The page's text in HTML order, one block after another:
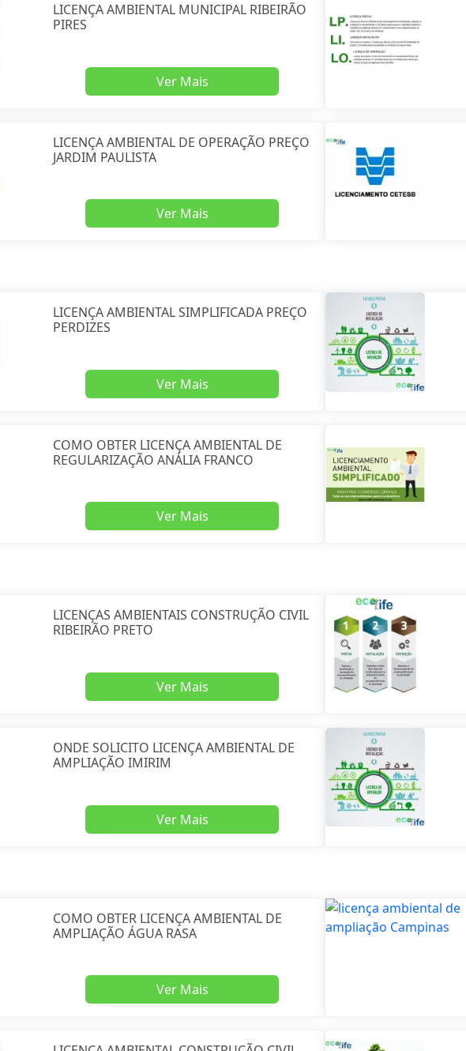
LICENÇA AMBIENTAL MUNICIPAL RIBEIRÃO
PIRES
Ver Mais
LICENÇA AMBIENTAL DE OPERAÇÃO PREÇO
JARDIM PAULISTA
Ver Mais
LICENÇA AMBIENTAL SIMPLIFICADA PREÇO
PERDIZES
Ver Mais
COMO OBTER LICENÇA AMBIENTAL DE
REGULARIZAÇÃO ANÁLIA FRANCO
Ver Mais
LICENÇAS AMBIENTAIS CONSTRUÇÃO CIVIL
RIBEIRÃO PRETO
Ver Mais
ONDE SOLICITO LICENÇA AMBIENTAL DE
AMPLIAÇÃO IMIRIM
Ver Mais
COMO OBTER LICENÇA AMBIENTAL DE
AMPLIAÇÃO ÁGUA RASA
Ver Mais